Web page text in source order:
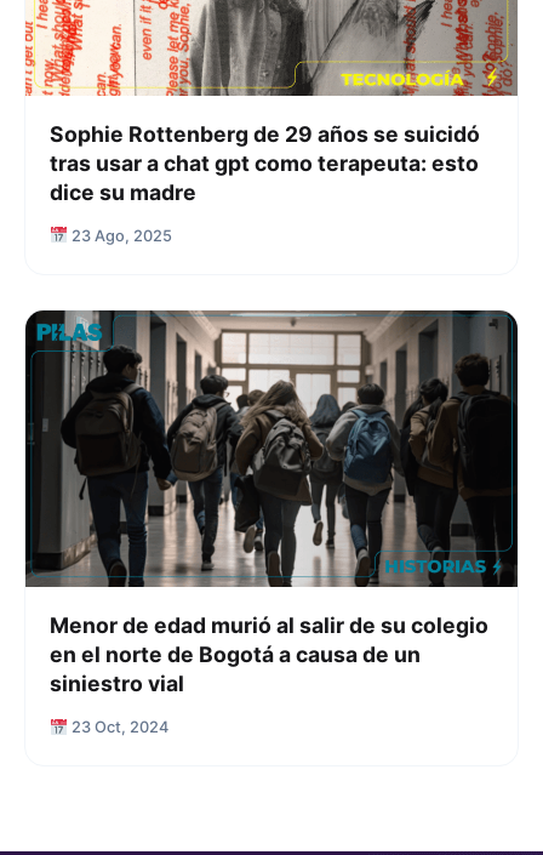
Sophie Rottenberg de 29 años se suicidó
tras usar a chat gpt como terapeuta: esto
dice su madre
23 Ago, 2025
Menor de edad murió al salir de su colegio
en el norte de Bogotá a causa de un
siniestro vial
23 Oct, 2024